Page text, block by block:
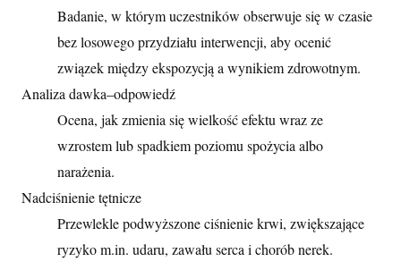
Badanie, w którym uczestników obserwuje się w czasie
bez losowego przydziału interwencji, aby ocenić
związek między ekspozycją a wynikiem zdrowotnym.
Analiza dawka–odpowiedź
Ocena, jak zmienia się wielkość efektu wraz ze
wzrostem lub spadkiem poziomu spożycia albo
narażenia.
Nadciśnienie tętnicze
Przewlekle podwyższone ciśnienie krwi, zwiększające
ryzyko m.in. udaru, zawału serca i chorób nerek.